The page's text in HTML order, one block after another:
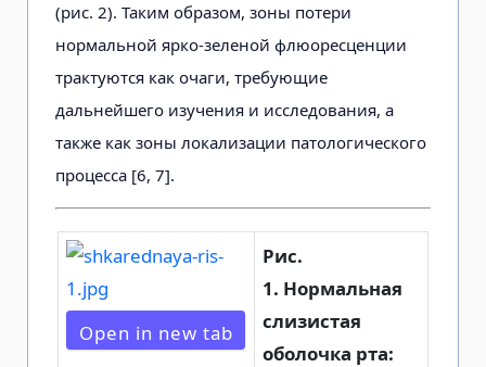
(рис. 2). Таким образом, зоны потери
нормальной ярко-зеленой флюоресценции
трактуются как очаги, требующие
дальнейшего изучения и исследования, а
также как зоны локализации патологического
процесса [6, 7].
Open in new tab
Рис.
1. Нормальная
слизистая
оболочка рта: